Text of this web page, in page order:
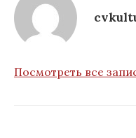
Посмотреть все